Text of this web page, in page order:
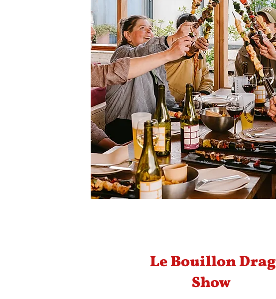
Le Bouillon Drag
Show